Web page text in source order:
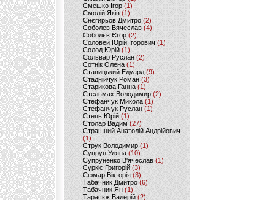
Смешко Ігор (1)
Смолій Яків (1)
Снєгирьов Дмитро (2)
Соболев Вячеслав (4)
Соболєв Єгор(2)
Соловей Юрій Ігорович (1)
Солод Юрій (1)
Сольвар Руслан (2)
Сотнік Олена(1)
Ставицький Едуард (9)
Стаднійчук Роман(3)
Старикова Ганна (1)
Стельмах Володимир(2)
Стефанчук Микола (1)
Стефанчук Руслан (1)
Стець Юрій (1)
Столар Вадим(27)
Страшний Анатолій Андрійович
(1)
Струк Володимир (1)
Супрун Уляна (10)
Супруненко В'ячеслав (1)
Суркіс Григорій (3)
Сюмар Вікторія (3)
Табачник Дмитро (6)
Табачник Ян(1)
Тарасюк Валерій (2)